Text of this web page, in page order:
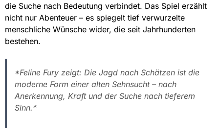
die Suche nach Bedeutung verbindet. Das Spiel erzählt
nicht nur Abenteuer – es spiegelt tief verwurzelte
menschliche Wünsche wider, die seit Jahrhunderten
bestehen.
*Feline Fury zeigt: Die Jagd nach Schätzen ist die
moderne Form einer alten Sehnsucht – nach
Anerkennung, Kraft und der Suche nach tieferem
Sinn.*